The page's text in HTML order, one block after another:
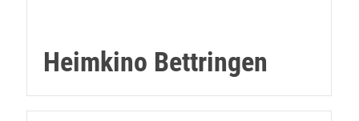
Heimkino Bettringen